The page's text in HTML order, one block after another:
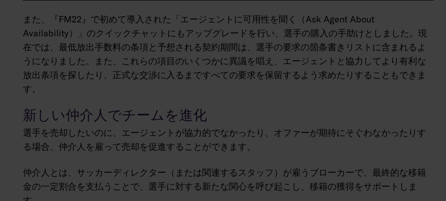
また、『FM22』で初めて導入された「エージェントに可用性を聞く（Ask Agent About
Availability）」のクイックチャットにもアップグレードを行い、選手の購入の手助けとしました。現
在では、最低放出手数料の条項と予想される契約期間は、選手の要求の箇条書きリストに含まれるよ
うになりました。また、これらの項目のいくつかに異議を唱え、エージェントと協力してより有利な
放出条項を探したり、正式な交渉に入るまですべての要求を保留するよう求めたりすることもできま
す。
新しい仲介人でチームを進化
選手を売却したいのに、エージェントが協力的でなかったり、オファーが期待にそぐわなかったりす
る場合、仲介人を雇って売却を促進することができます。
仲介人とは、サッカーディレクター（または関連するスタッフ）が雇うブローカーで、最終的な移籍
金の一定割合を支払うことで、選手に対する新たな関心を呼び起こし、移籍の獲得をサポートしま